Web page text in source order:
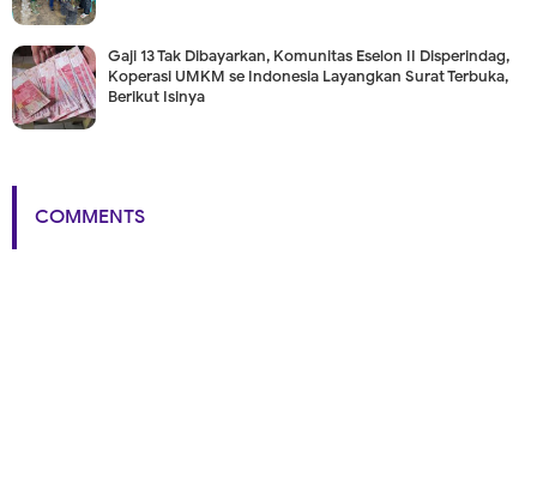
Gaji 13 Tak Dibayarkan, Komunitas Eselon II Disperindag,
Koperasi UMKM se Indonesia Layangkan Surat Terbuka,
Berikut Isinya
COMMENTS